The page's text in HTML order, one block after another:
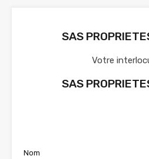
SAS
Votre
SAS
Nom